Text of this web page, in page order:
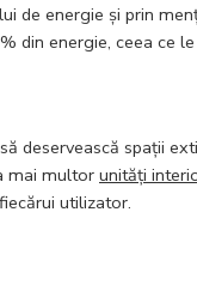
de energie și prin
din energie, ceea ce
deservească spații
mai multor unități
utilizator.